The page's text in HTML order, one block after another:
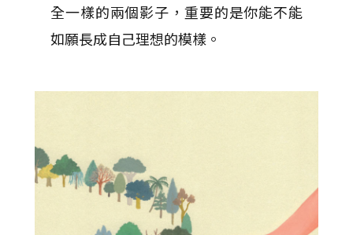
全一樣的兩個影子，重要的是你能不能
如願長成自己理想的模樣。